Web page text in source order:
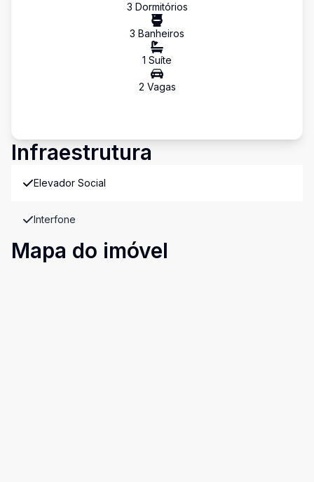
3 Dormitórios
3 Banheiros
1 Suíte
2 Vagas
Infraestrutura
Elevador Social
Interfone
Mapa do imóvel